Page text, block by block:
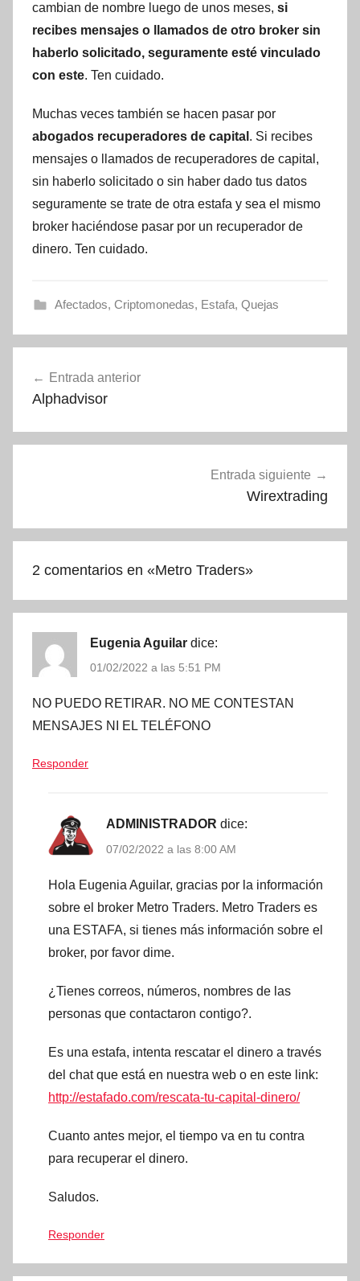
cambian de nombre luego de unos meses, si
recibes mensajes o llamados de otro broker sin
haberlo solicitado, seguramente esté vinculado
con este. Ten cuidado.
Muchas veces también se hacen pasar por
abogados recuperadores de capital . Si recibes
mensajes o llamados de recuperadores de capital,
sin haberlo solicitado o sin haber dado tus datos
seguramente se trate de otra estafa y sea el mismo
broker haciéndose pasar por un recuperador de
dinero. Ten cuidado.
Afectados, Criptomonedas, Estafa, Quejas
de
Entrada anterior
Alphadvisor
Entrada siguiente
Wirextrading
2 comentarios en «Metro Traders»
Eugenia Aguilar dice:
01/02/2022 a las 5:51 PM
NO PUEDO RETIRAR. NO ME CONTESTAN
MENSAJES NI EL TELÉFONO
Responder
ADMINISTRADOR dice:
07/02/2022 a las 8:00 AM
Hola Eugenia Aguilar, gracias por la información
sobre el broker Metro Traders. Metro Traders es
una ESTAFA, si tienes más información sobre el
broker, por favor dime.
¿Tienes correos, números, nombres de las
personas que contactaron contigo?.
Es una estafa, intenta rescatar el dinero a través
del chat que está en nuestra web o en este link:
http://estafado.com/rescata-tu-capital-dinero/
Cuanto antes mejor, el tiempo va en tu contra
para recuperar el dinero.
Saludos.
Responder